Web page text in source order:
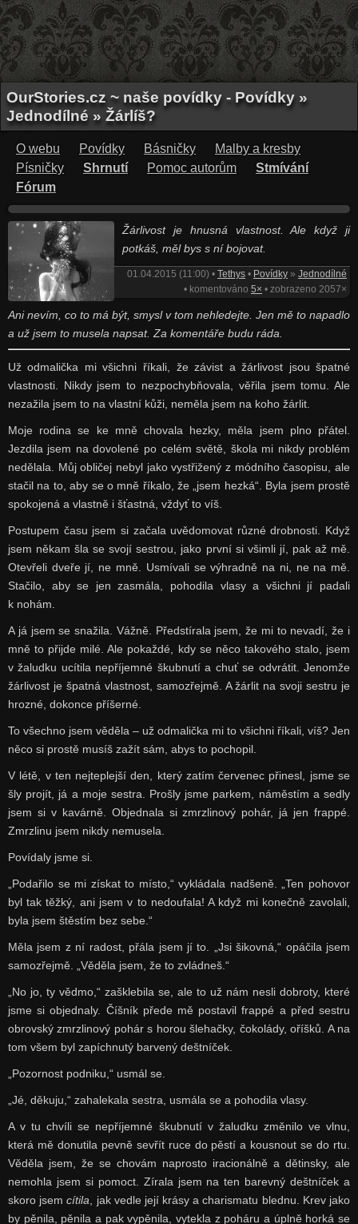
OurStories.cz ~ naše povídky - Povídky »
Jednodílné » Žárlíš?
O webu Povídky Básničky
Malby a kresby
Písničky
Shrnutí Pomoc autorům
Stmívání
Fórum
Žárlivost je hnusná vlastnost. Ale když ji
potkáš, měl bys s ní bojovat.
01.04.2015 (11:00) •Tethys • Povídky »Jednodílné
• komentováno5× • zobrazeno 2057×
Ani nevím, co to má být, smysl v tom nehledejte. Jen mě to napadlo
a už jsem to musela napsat. Za komentáře budu ráda.
Už odmalička mi všichni říkali, že závist a žárlivost jsou špatné
vlastnosti. Nikdy jsem to nezpochybňovala, věřila jsem tomu. Ale
nezažila jsem to na vlastní kůži, neměla jsem na koho žárlit.
Moje rodina se ke mně chovala hezky, měla jsem plno přátel.
Jezdila jsem na dovolené po celém světě, škola mi nikdy problém
nedělala. Můj obličej nebyl jako vystřižený z módního časopisu, ale
stačil na to, aby se o mně říkalo, že „jsem hezká“. Byla jsem prostě
spokojená a vlastně i šťastná, vždyť to víš.
Postupem času jsem si začala uvědomovat různé drobnosti. Když
jsem někam šla se svojí sestrou, jako první si všimli jí, pak až mě.
Otevřeli dveře jí, ne mně. Usmívali se výhradně na ni, ne na mě.
Stačilo, aby se jen zasmála, pohodila vlasy a všichni jí padali
k nohám.
A já jsem se snažila. Vážně. Předstírala jsem, že mi to nevadí, že i
mně to přijde milé. Ale pokaždé, kdy se něco takového stalo, jsem
v žaludku ucítila nepříjemné škubnutí a chuť se odvrátit. Jenomže
žárlivost je špatná vlastnost, samozřejmě. A žárlit na svoji sestru je
hrozné, dokonce příšerné.
To všechno jsem věděla – už odmalička mi to všichni říkali, víš? Jen
něco si prostě musíš zažít sám, abys to pochopil.
V létě, v ten nejteplejší den, který zatím červenec přinesl, jsme se
šly projít, já a moje sestra. Prošly jsme parkem, náměstím a sedly
jsem si v kavárně. Objednala si zmrzlinový pohár, já jen frappé.
Zmrzlinu jsem nikdy nemusela.
Povídaly jsme si.
„Podařilo se mi získat to místo,“ vykládala nadšeně. „Ten pohovor
byl tak těžký, ani jsem v to nedoufala! A když mi konečně zavolali,
byla jsem štěstím bez sebe.“
Měla jsem z ní radost, přála jsem jí to. „Jsi šikovná,“ opáčila jsem
samozřejmě. „Věděla jsem, že to zvládneš.“
„No jo, ty vědmo,“ zašklebila se, ale to už nám nesli dobroty, které
jsme si objednaly. Číšník přede mě postavil frappé a před sestru
obrovský zmrzlinový pohár s horou šlehačky, čokolády, oříšků. A na
tom všem byl zapíchnutý barvený deštníček.
„Pozornost podniku,“ usmál se.
„Jé, děkuju,“ zahalekala sestra, usmála se a pohodila vlasy.
A v tu chvíli se nepříjemné škubnutí v žaludku změnilo ve vlnu,
která mě donutila pevně sevřít ruce do pěstí a kousnout se do rtu.
Věděla jsem, že se chovám naprosto iracionálně a dětinsky, ale
nemohla jsem si pomoct. Zírala jsem na ten barevný deštníček a
skoro jsemcítila , jak vedle její krásy a charismatu blednu. Krev jako
by pěnila, pěnila a pak vypěnila, vytekla z poháru a úplně horká se